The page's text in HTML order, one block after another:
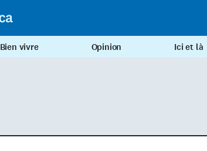
Bien vivre Opinion Ici et là